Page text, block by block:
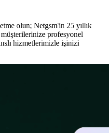
olun; Netgsm'in 25 yıllık
profesyonel
hizmetlerimizle işinizi